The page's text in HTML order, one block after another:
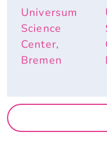
Universum
Science
Center,
Bremen